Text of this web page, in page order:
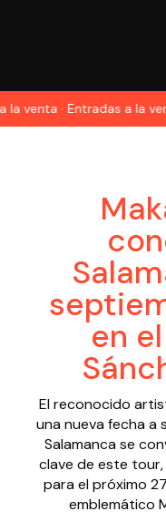
la venta · Entradas a la
en
El reconocido
una nueva fecha a
Salamanca se
clave de este
para el próximo
emblemático